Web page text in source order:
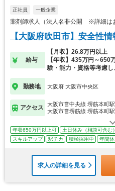
正社員 一般企業
薬剤師求人（法人名非公開 ※詳細は
【大阪府吹田市】安全性情
給与
【月収】26.8万円以上
【年収】435万円～
験・能力・資格等考慮
勤務地 大阪府 大阪市中央区
アクセス
大阪市営中央線 堺筋本町駅
大阪市営堺筋線 堺筋本町駅
年収650万円以上可 土日休み（相談可含む）
スキルアップ
駅チカ 積極採用中 年間
求人の詳細を見る